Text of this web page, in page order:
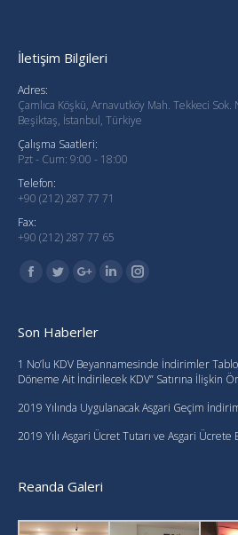
İletişim Bilgileri
Adres:
Çamlıca Köşkü, Arnavutköy Mah. Tekkeci
Beşiktaş, İstanbul, Türkiye
Çalışma Saatleri:
Pzt - Cum: 9:00 - 18:00
Telefon:
+90 (212) 287 77 71
Fax:
+90 (212) 287 77 65
Find us on:
FacebookTwitter LinkedinInstagram
Son Haberler
1 No’lu KDV Beyannamesinde İndirimler
Döneme Ait İndirilecek KDV” Satırına İlişkin
2019 Yılında Uygulanacak Asgari Geçim
2019 Yılı Asgari Ücret Tutarı ve Asgari Ücrete
Reanda Galeri